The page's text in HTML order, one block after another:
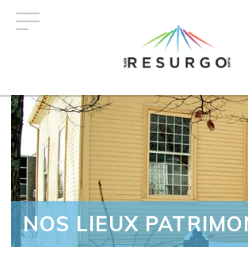
NOS LIEUX